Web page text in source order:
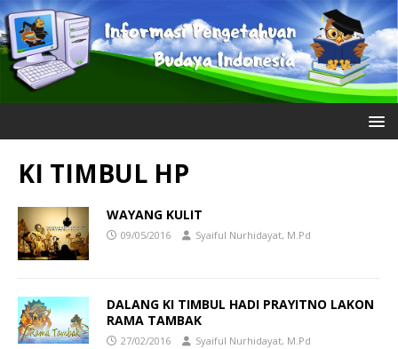
KI TIMBUL HP
WAYANG KULIT
09/05/2016 Syaiful Nurhidayat, M.Pd
DALANG KI TIMBUL HADI PRAYITNO LAKON
RAMA TAMBAK
27/02/2016 Syaiful Nurhidayat, M.Pd